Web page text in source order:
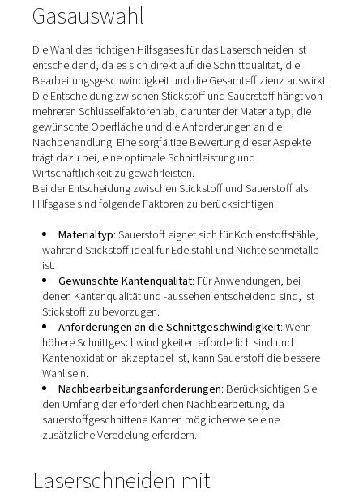
Stickstoff als Hilfsgas
Stickstoff wird bevorzugt für Materialien wie Edelstahl,
Aluminium und andere Nichteisenmetalle verwendet.
Merkmalen gehören:
Inerte Atmosphäre: Stickstoff erzeugt eine nicht
Umgebung, die Oxidation verhindert und zu
oxidfreien Schnitten mit überlegener Kantenqualität
Schnittgeschwindigkeit: Stickstoffschneiden ist
chemische Reaktionen, was zu langsameren
Schnittgeschwindigkeiten im Vergleich zu Sauerstoff
kann. ​
Oberflächenqualität: Durch das Fehlen von
keine sekundären Reinigungsprozesse erforderlich,
Stickstoff ideal für Anwendungen macht, die hohe
Standards erfordern.
Einflussfaktoren bei der
Gasauswahl
Die Wahl des richtigen Hilfsgases für das